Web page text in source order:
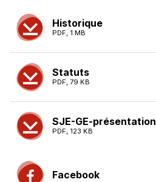
Historique
PDF, 1 MB
Statuts
PDF, 79 KB
SJE-GE-présentation
PDF, 123 KB
Facebook